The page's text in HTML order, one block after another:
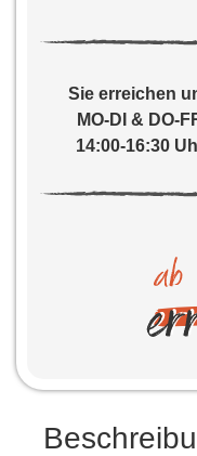
Sie erreichen
MO-DI & DO-
14:00-16:30